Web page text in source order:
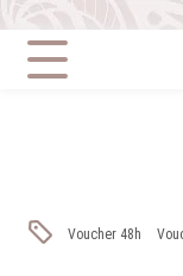
Voucher 48h